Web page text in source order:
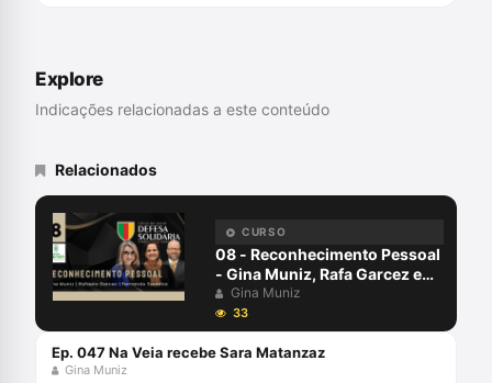
Explore
Indicações relacionadas a este conteúdo
Relacionados
CURSO
08 - Reconhecimento Pessoal
- Gina Muniz, Rafa Garcez e
Fernando Soubhia - Defesa
Solidária
Gina Muniz
33
Ep. 047 Na Veia recebe Sara Matanzaz
Gina Muniz